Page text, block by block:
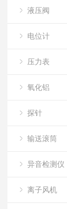
液压阀
电位计
压力表
氧化铝
探针
输送滚筒
异音检测仪
离子风机